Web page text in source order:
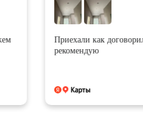
Приехали как договорились,
рекомендую